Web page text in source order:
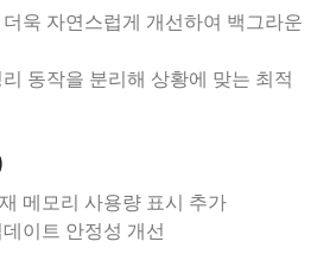
욱 자연스럽게 개선하여 백그라운
동작을 분리해 상황에 맞는 최적
메모리 사용량 표시 추가
이트 안정성 개선